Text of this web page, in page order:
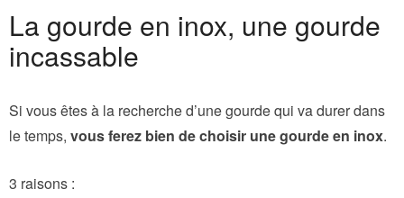
La gourde en inox, une gourde
incassable
Si vous êtes à la recherche d’une gourde qui va durer dans
le temps, vous ferez bien de choisir une gourde en inox.
3 raisons :